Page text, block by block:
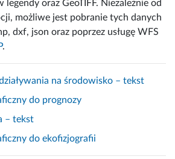
legendy oraz GeoTIFF. Niezależnie od
możliwe jest pobranie tych danych
dxf, json oraz poprzez usługę WFS
.
na środowisko – tekst
do prognozy
– tekst
do ekofizjografii